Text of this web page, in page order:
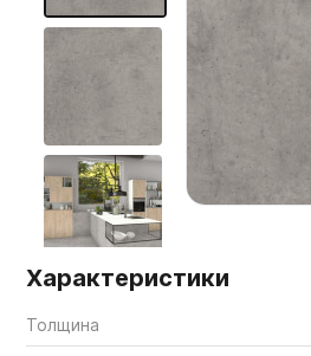
Мебельные образцы, каталоги
Характеристики
Толщина